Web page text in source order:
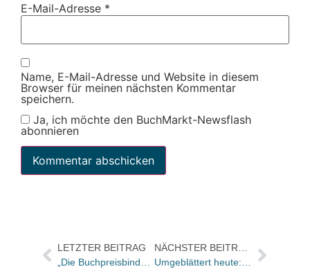
E-Mail-Adresse *
Name, E-Mail-Adresse und Website in diesem
Browser für meinen nächsten Kommentar
speichern.
Ja, ich möchte den BuchMarkt-Newsflash
abonnieren
LETZTER BEITRAG